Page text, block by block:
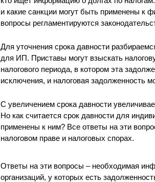
и какие санкции могут быть применены к
вопросы регламентируются
Для уточнения срока давности
для ИП. Приставы могут взыскать
налогового периода, в котором эта
исключения, и налоговая задолженность
С увеличением срока давности
Но как считается срок давности для
применены к ним? Все ответы на эти
налоговом праве и налоговых спорах.
Ответы на эти вопросы – необходимая
организаций, у которых есть